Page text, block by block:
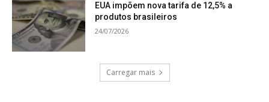
EUA impõem nova tarifa de 12,5% a
produtos brasileiros
24/07/2026
Carregar mais